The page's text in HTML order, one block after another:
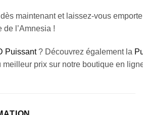
maintenant et laissez-vous
de l’Amnesia !
Puissant? Découvrez également la
meilleur prix sur notre boutique en